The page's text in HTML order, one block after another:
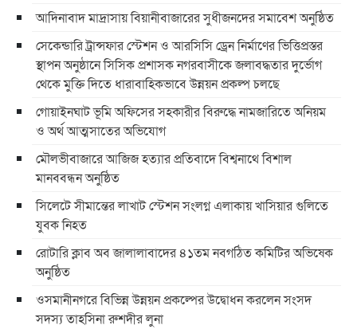
আদিনাবাদ মাদ্রাসায় বিয়ানীবাজারের সুধীজনদের সমাবেশ অনুষ্ঠিত
সেকেন্ডারি ট্রান্সফার স্টেশন ও আরসিসি ড্রেন নির্মাণের ভিত্তিপ্রস্তর
স্থাপন অনুষ্ঠানে সিসিক প্রশাসক নগরবাসীকে জলাবদ্ধতার দুর্ভোগ
থেকে মুক্তি দিতে ধারাবাহিকভাবে উন্নয়ন প্রকল্প চলছে
গোয়াইনঘাট ভূমি অফিসের সহকারীর বিরুদ্ধে নামজারিতে অনিয়ম
ও অর্থ আত্মসাতের অভিযোগ
মৌলভীবাজারে আজিজ হত্যার প্রতিবাদে বিশ্বনাথে বিশাল
মানববন্ধন অনুষ্ঠিত
সিলেটে সীমান্তের লাখাট স্টেশন সংলগ্ন এলাকায় খাসিয়ার গুলিতে
যুবক নিহত
রোটারি ক্লাব অব জালালাবাদের ৪১তম নবগঠিত কমিটির অভিষেক
অনুষ্ঠিত
ওসমানীনগরে বিভিন্ন উন্নয়ন প্রকল্পের উদ্বোধন করলেন সংসদ
সদস্য তাহসিনা রুশদীর লুনা